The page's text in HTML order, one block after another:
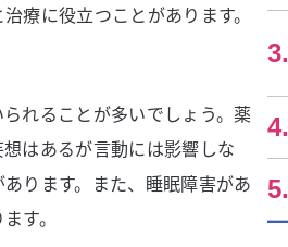
療に役立つことがあります。
れることが多いでしょう。薬
はあるが言動には影響しな
ります。また、睡眠障害があ
す。
3.
4.
5.